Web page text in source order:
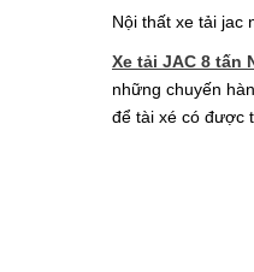
Nội thất xe tải jac
Xe tải JAC 8 tấn
những chuyến
để tài xé có được